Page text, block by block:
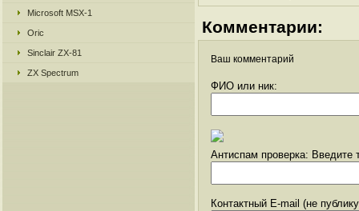
Microsoft MSX-1
Oric
Sinclair ZX-81
ZX Spectrum
Комментарии:
Ваш комментарий
ФИО или ник:
Антиспам проверка: Введите
Контактный E-mail (не